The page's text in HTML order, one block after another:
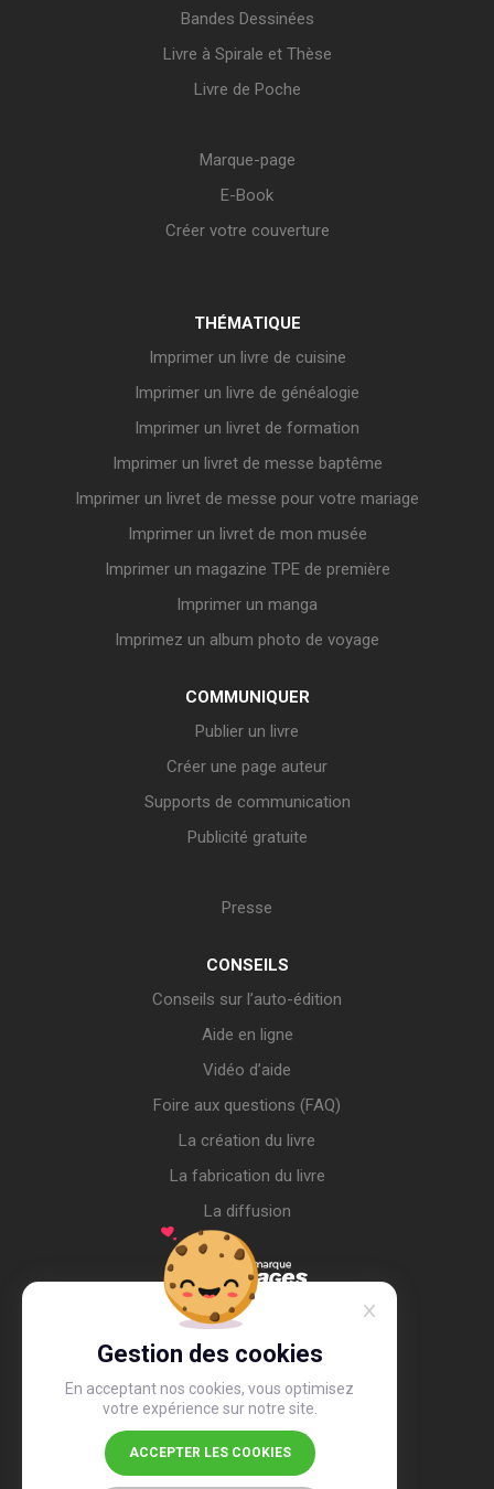
Gestion des cookies
En acceptant nos cookies, vous optimisez
votre expérience sur notre site.
ACCEPTER LES COOKIES
Bandes Dessinées
Livre à Spirale et Thèse
Livre de Poche
Marque-page
E-Book
Créer votre couverture
THÉMATIQUE
Imprimer un livre de cuisine
Imprimer un livre de généalogie
Imprimer un livret de formation
Imprimer un livret de messe baptême
Imprimer un livret de messe pour votre mariage
Imprimer un livret de mon musée
Imprimer un magazine TPE de première
Imprimer un manga
Imprimez un album photo de voyage
COMMUNIQUER
Publier un livre
Créer une page auteur
Supports de communication
Publicité gratuite
Presse
CONSEILS
Conseils sur l’auto-édition
Aide en ligne
Vidéo d’aide
Foire aux questions (FAQ)
La création du livre
La fabrication du livre
La diffusion
4,4